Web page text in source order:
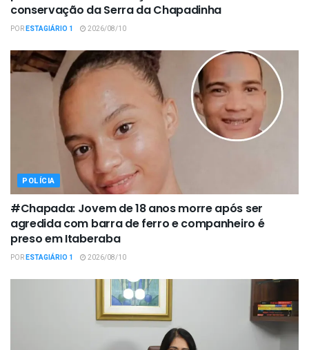
conservação da Serra da Chapadinha
PORESTAGIÁRIO 1 2026/08/10
POLÍCIA
#Chapada: Jovem de 18 anos morre após ser
agredida com barra de ferro e companheiro é
preso em Itaberaba
PORESTAGIÁRIO 1 2026/08/10